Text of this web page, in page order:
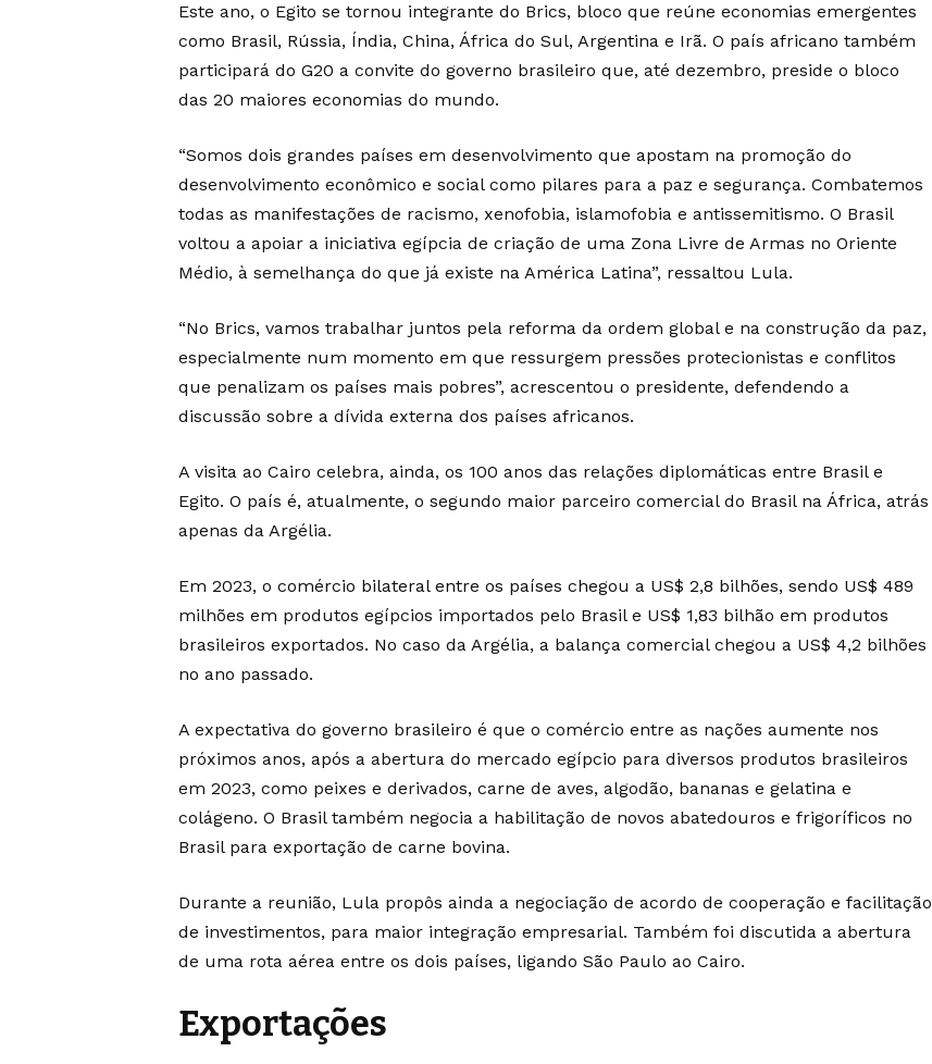
Este ano, o Egito se tornou integrante do Brics, bloco que reúne economias emergentes
como Brasil, Rússia, Índia, China, África do Sul, Argentina e Irã. O país africano também
participará do G20 a convite do governo brasileiro que, até dezembro, preside o bloco
das 20 maiores economias do mundo.
“Somos dois grandes países em desenvolvimento que apostam na promoção do
desenvolvimento econômico e social como pilares para a paz e segurança. Combatemos
todas as manifestações de racismo, xenofobia, islamofobia e antissemitismo. O Brasil
voltou a apoiar a iniciativa egípcia de criação de uma Zona Livre de Armas no Oriente
Médio, à semelhança do que já existe na América Latina”, ressaltou Lula.
“No Brics, vamos trabalhar juntos pela reforma da ordem global e na construção da paz,
especialmente num momento em que ressurgem pressões protecionistas e conflitos
que penalizam os países mais pobres”, acrescentou o presidente, defendendo a
discussão sobre a dívida externa dos países africanos.
A visita ao Cairo celebra, ainda, os 100 anos das relações diplomáticas entre Brasil e
Egito. O país é, atualmente, o segundo maior parceiro comercial do Brasil na África, atrás
apenas da Argélia.
Em 2023, o comércio bilateral entre os países chegou a US$ 2,8 bilhões, sendo US$ 489
milhões em produtos egípcios importados pelo Brasil e US$ 1,83 bilhão em produtos
brasileiros exportados. No caso da Argélia, a balança comercial chegou a US$ 4,2 bilhões
no ano passado.
A expectativa do governo brasileiro é que o comércio entre as nações aumente nos
próximos anos, após a abertura do mercado egípcio para diversos produtos brasileiros
em 2023, como peixes e derivados, carne de aves, algodão, bananas e gelatina e
colágeno. O Brasil também negocia a habilitação de novos abatedouros e frigoríficos no
Brasil para exportação de carne bovina.
Durante a reunião, Lula propôs ainda a negociação de acordo de cooperação e facilitação
de investimentos, para maior integração empresarial. Também foi discutida a abertura
de uma rota aérea entre os dois países, ligando São Paulo ao Cairo.
Exportações